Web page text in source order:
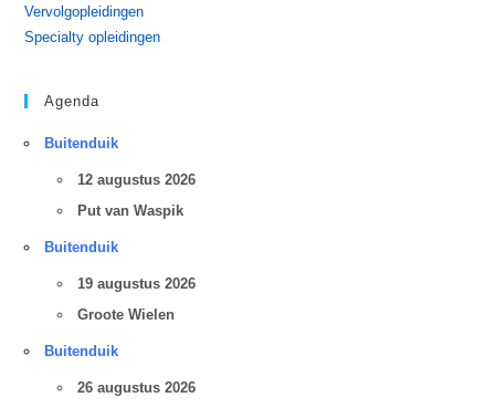
Vervolgopleidingen
Specialty opleidingen
Agenda
Buitenduik
12 augustus 2026
Put van Waspik
Buitenduik
19 augustus 2026
Groote Wielen
Buitenduik
26 augustus 2026